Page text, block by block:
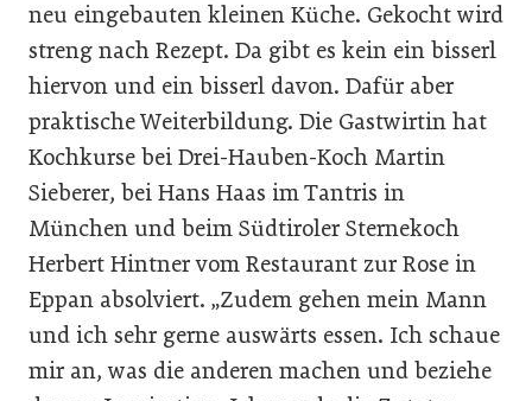
neu eingebauten kleinen Küche. Gekocht wird
streng nach Rezept. Da gibt es kein ein bisserl
hiervon und ein bisserl davon. Dafür aber
praktische Weiterbildung. Die Gastwirtin hat
Kochkurse bei Drei-Hauben-Koch Martin
Sieberer, bei Hans Haas im Tantris in
München und beim Südtiroler Sternekoch
Herbert Hintner vom Restaurant zur Rose in
Eppan absolviert. „Zudem gehen mein Mann
und ich sehr gerne auswärts essen. Ich schaue
mir an, was die anderen machen und beziehe